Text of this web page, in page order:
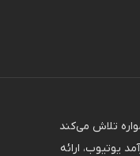
تلاش می‌کند
یوتیوب، ارائه